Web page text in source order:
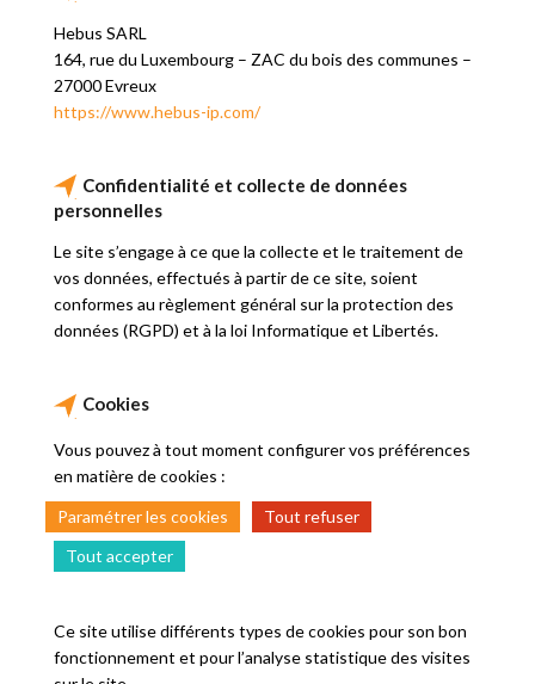
Hebus SARL
164, rue du Luxembourg – ZAC du bois des communes –
27000 Evreux
https://www.hebus-ip.com/
Confidentialité et collecte de données
personnelles
Le site s’engage à ce que la collecte et le traitement de
vos données, effectués à partir de ce site, soient
conformes au règlement général sur la protection des
données (RGPD) et à la loi Informatique et Libertés.
Cookies
Vous pouvez à tout moment configurer vos préférences
en matière de cookies :
Paramétrer les cookies
Tout refuser
Tout accepter
Ce site utilise différents types de cookies pour son bon
fonctionnement et pour l’analyse statistique des visites